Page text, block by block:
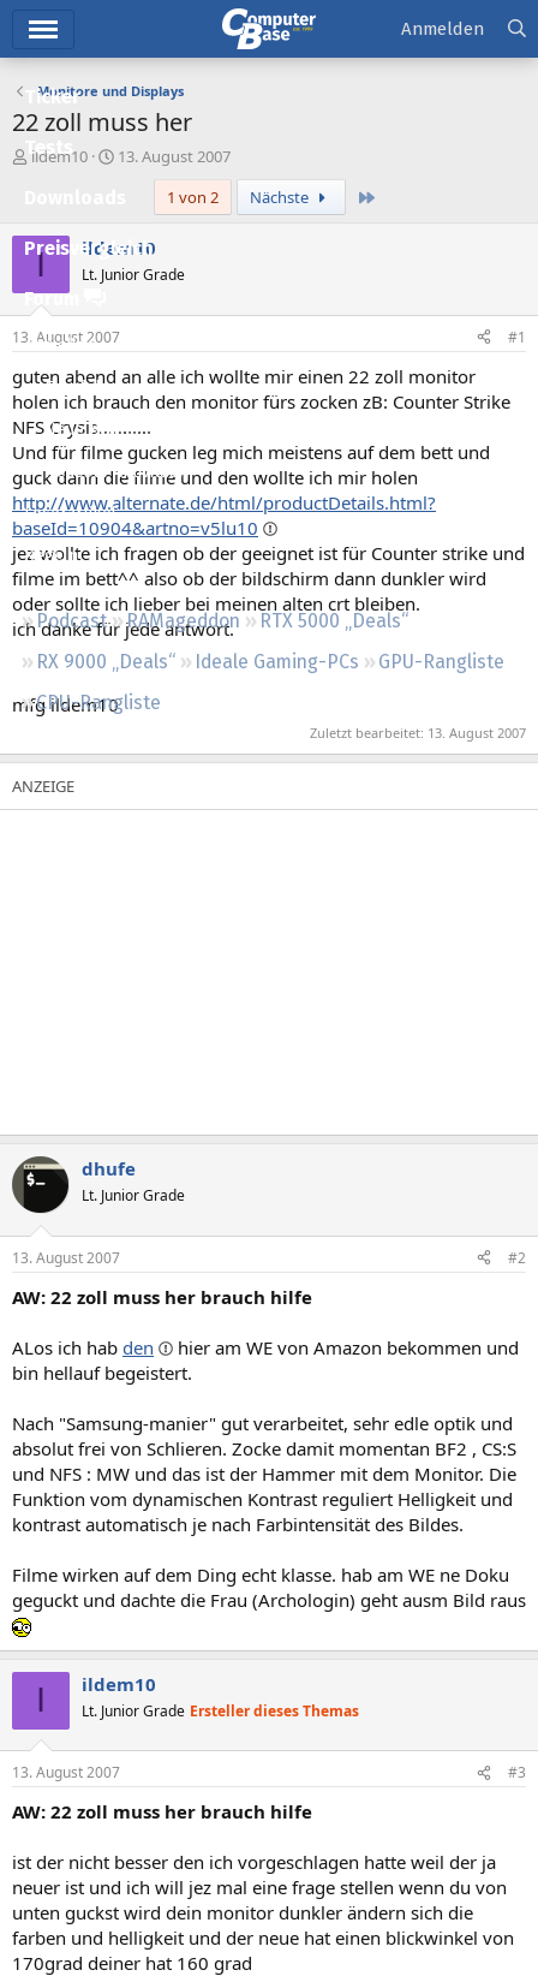
Ticker
Tests
Preisvergleich
Forum
Aktuelles
Empfohlene Inhalte
Neue Beiträge
Neueste Aktivitäten
Leserartikel
Regeln
Podcast RAMageddon
RTX 5000 „Deals“
RX 9000 „Deals“
Ideale Gaming-PCs
GPU-Rangliste
CPU-Rangliste
Anmelden
Monitore und Displays
22 zoll muss her
E
e
e
ildem10
E
e
l
a
m
13. August 2007
1 von 2
Nächste
I ildem10
Lt. Junior Grade
13. August 2007 #1
guten abend an alle ich wollte mir einen 22 zoll monitor
holen ich brauch den monitor fürs zocken zB: Counter Strike
NFS Crysis...........
Und für filme gucken leg mich meistens auf dem bett und
guck dann die filme und den wollte ich mir holen
http://www.alternate.de/html/productDetails.html?
baseId=10904&artno=v5lu10
jez wollte ich fragen ob der geeignet ist für Counter strike und
filme im bett^^ also ob der bildschirm dann dunkler wird
oder sollte ich lieber bei meinen alten crt bleiben.
ich danke für jede antwort.
mfg ildem10
Zuletzt bearbeitet: 13. August 2007
dhufe
Lt. Junior Grade
13. August 2007 #2
AW: 22 zoll muss her brauch hilfe
ALos ich hab den
hier am WE von Amazon bekommen und
bin hellauf begeistert.
Nach "Samsung-manier" gut verarbeitet, sehr edle optik und
absolut frei von Schlieren. Zocke damit momentan BF2 , CS:S
und NFS : MW und das ist der Hammer mit dem Monitor. Die
Funktion vom dynamischen Kontrast reguliert Helligkeit und
kontrast automatisch je nach Farbintensität des Bildes.
Filme wirken auf dem Ding echt klasse. hab am WE ne Doku
geguckt und dachte die Frau (Archologin) geht ausm Bild raus
I ildem10
Lt. Junior Grade Ersteller dieses Themas
13. August 2007 #3
AW: 22 zoll muss her brauch hilfe
ist der nicht besser den ich vorgeschlagen hatte weil der ja
neuer ist und ich will jez mal eine frage stellen wenn du von
unten guckst wird dein monitor dunkler ändern sich die
farben und helligkeit und der neue hat einen blickwinkel von
170grad deiner hat 160 grad